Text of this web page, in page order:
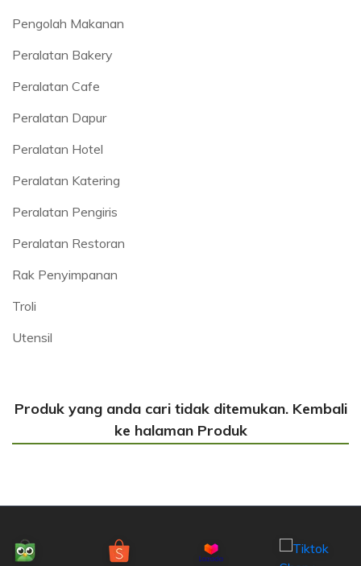
Pengolah Makanan
Peralatan Bakery
Peralatan Cafe
Peralatan Dapur
Peralatan Hotel
Peralatan Katering
Peralatan Pengiris
Peralatan Restoran
Rak Penyimpanan
Troli
Utensil
Produk yang anda cari tidak ditemukan. Kembali
ke halaman Produk